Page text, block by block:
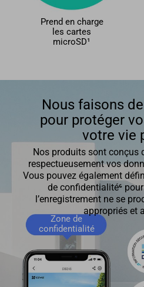
Prend en charge
les cartes
microSD¹
Nous faisons
pour protéger
votre vie
Nos produits sont conçus
respectueusement vos
Vous pouvez également
de confidentialité⁶
l’enregistrement ne se
appropriés et
Zone de
confidentialité